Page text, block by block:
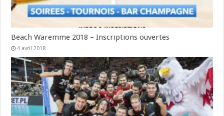
Beach Waremme 2018 – Inscriptions ouvertes
4 avril 2018